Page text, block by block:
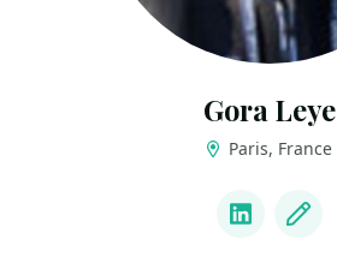
Gora Leye
Paris, France
LinkedIn
Blog